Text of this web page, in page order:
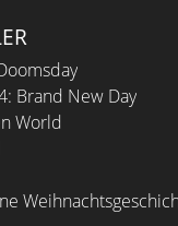
Brand New Day
World